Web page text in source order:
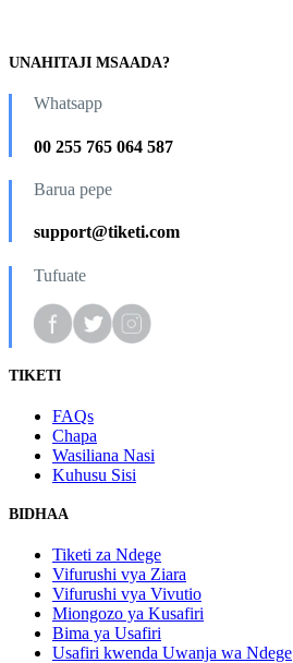
UNAHITAJI MSAADA?
Whatsapp
00 255 765 064 587
Barua pepe
support@tiketi.com
Tufuate
TIKETI
FAQs
Chapa
Wasiliana Nasi
Kuhusu Sisi
BIDHAA
Tiketi za Ndege
Vifurushi vya Ziara
Vifurushi vya Vivutio
Miongozo ya Kusafiri
Bima ya Usafiri
Usafiri kwenda Uwanja wa Ndege